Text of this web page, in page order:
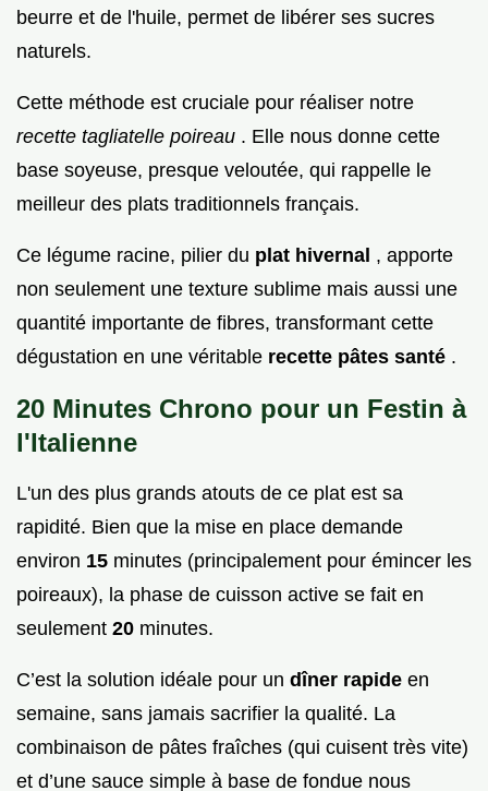
beurre et de l'huile, permet de libérer ses sucres
naturels.
Cette méthode est cruciale pour réaliser notre
recette tagliatelle poireau . Elle nous donne cette
base soyeuse, presque veloutée, qui rappelle le
meilleur des plats traditionnels français.
Ce légume racine, pilier du plat hivernal , apporte
non seulement une texture sublime mais aussi une
quantité importante de fibres, transformant cette
dégustation en une véritable recette pâtes santé .
20 Minutes Chrono pour un Festin à
l'Italienne
L'un des plus grands atouts de ce plat est sa
rapidité. Bien que la mise en place demande
environ 15 minutes (principalement pour émincer les
poireaux), la phase de cuisson active se fait en
seulement 20 minutes.
C’est la solution idéale pour un dîner rapide en
semaine, sans jamais sacrifier la qualité. La
combinaison de pâtes fraîches (qui cuisent très vite)
et d’une sauce simple à base de fondue nous